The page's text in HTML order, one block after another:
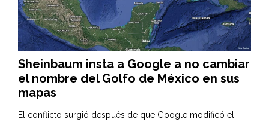
Sheinbaum insta a Google a no cambiar
el nombre del Golfo de México en sus
mapas
El conflicto surgió después de que Google modificó el